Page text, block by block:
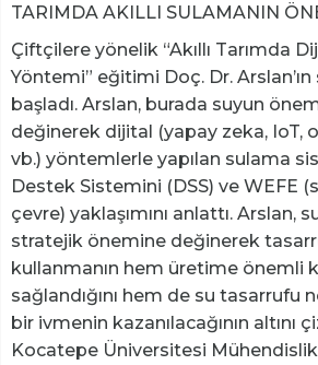
TARIMDA AKILLI SULAMANIN
Çiftçilere yönelik “Akıllı Tarımda
Yöntemi” eğitimi Doç. Dr.
başladı. Arslan, burada suyun
değinerek dijital (yapay zeka, IoT,
vb.) yöntemlerle yapılan sulama
Destek Sistemini (DSS) ve WEFE
çevre) yaklaşımını anlattı. Arslan,
stratejik önemine değinerek
kullanmanın hem üretime önemli
sağlandığını hem de su tasarrufu
bir ivmenin kazanılacağının altını
Kocatepe Üniversitesi